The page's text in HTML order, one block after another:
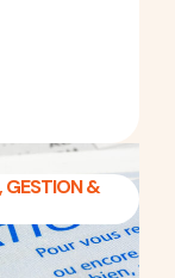
GESTION &